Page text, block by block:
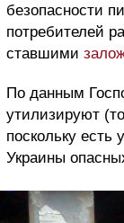
безопасности
потребителей
ставшими
По данным
утилизируют
поскольку есть
Украины